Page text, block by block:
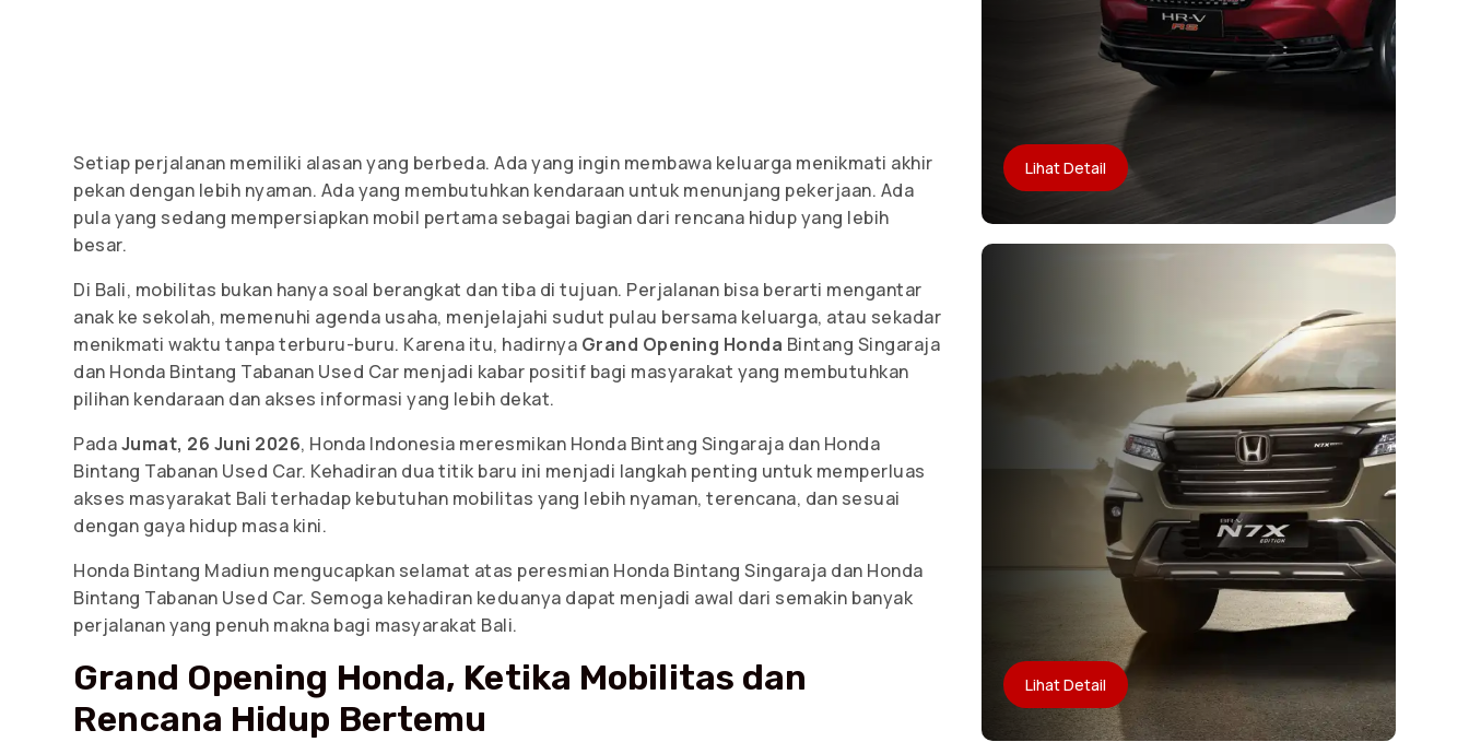
Setiap perjalanan memiliki alasan yang berbeda. Ada yang ingin membawa keluarga menikmati akhir
pekan dengan lebih nyaman. Ada yang membutuhkan kendaraan untuk menunjang pekerjaan. Ada
pula yang sedang mempersiapkan mobil pertama sebagai bagian dari rencana hidup yang lebih
besar.
Di Bali, mobilitas bukan hanya soal berangkat dan tiba di tujuan. Perjalanan bisa berarti mengantar
anak ke sekolah, memenuhi agenda usaha, menjelajahi sudut pulau bersama keluarga, atau sekadar
menikmati waktu tanpa terburu-buru. Karena itu, hadirnya Grand Opening Honda Bintang Singaraja
dan Honda Bintang Tabanan Used Car menjadi kabar positif bagi masyarakat yang membutuhkan
pilihan kendaraan dan akses informasi yang lebih dekat.
PadaJumat, 26 Juni 2026, Honda Indonesia meresmikan Honda Bintang Singaraja dan Honda
Bintang Tabanan Used Car. Kehadiran dua titik baru ini menjadi langkah penting untuk memperluas
akses masyarakat Bali terhadap kebutuhan mobilitas yang lebih nyaman, terencana, dan sesuai
dengan gaya hidup masa kini.
Honda Bintang Madiun mengucapkan selamat atas peresmian Honda Bintang Singaraja dan Honda
Bintang Tabanan Used Car. Semoga kehadiran keduanya dapat menjadi awal dari semakin banyak
perjalanan yang penuh makna bagi masyarakat Bali.
Grand Opening Honda, Ketika Mobilitas dan
Rencana Hidup Bertemu
Lihat Detail
Lihat Detail